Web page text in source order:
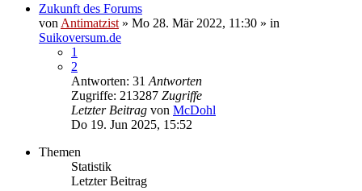
Zukunft des Forums
von Antimatzist » Mo 28. Mär 2022, 11:30 » in
Suikoversum.de
1
2
Antworten: 31 Antworten
Zugriffe: 213287 Zugriffe
Letzter Beitrag von McDohl
Do 19. Jun 2025, 15:52
Themen
Statistik
Letzter Beitrag